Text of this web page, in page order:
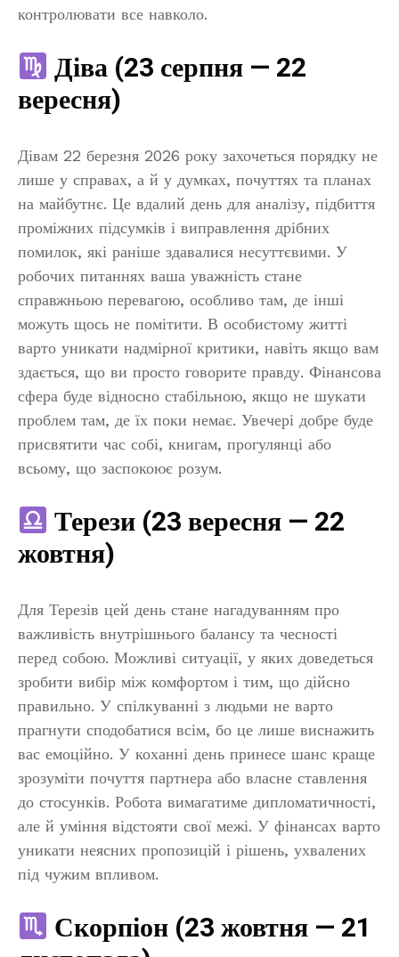
контролювати все навколо.
Діва (23 серпня — 22
вересня)
Дівам 22 березня 2026 року захочеться порядку не
лише у справах, а й у думках, почуттях та планах
на майбутнє. Це вдалий день для аналізу, підбиття
проміжних підсумків і виправлення дрібних
помилок, які раніше здавалися несуттєвими. У
робочих питаннях ваша уважність стане
справжньою перевагою, особливо там, де інші
можуть щось не помітити. В особистому житті
варто уникати надмірної критики, навіть якщо вам
здається, що ви просто говорите правду. Фінансова
сфера буде відносно стабільною, якщо не шукати
проблем там, де їх поки немає. Увечері добре буде
присвятити час собі, книгам, прогулянці або
всьому, що заспокоює розум.
Терези (23 вересня — 22
жовтня)
Для Терезів цей день стане нагадуванням про
важливість внутрішнього балансу та чесності
перед собою. Можливі ситуації, у яких доведеться
зробити вибір між комфортом і тим, що дійсно
правильно. У спілкуванні з людьми не варто
прагнути сподобатися всім, бо це лише виснажить
вас емоційно. У коханні день принесе шанс краще
зрозуміти почуття партнера або власне ставлення
до стосунків. Робота вимагатиме дипломатичності,
але й уміння відстояти свої межі. У фінансах варто
уникати неясних пропозицій і рішень, ухвалених
під чужим впливом.
Скорпіон (23 жовтня — 21